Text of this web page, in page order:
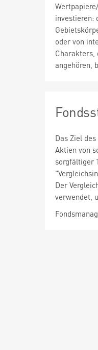
investieren:
oder von
Charakters,
angehören,
Das Ziel
Aktien von
sorgfältiger
Der
verwendet,